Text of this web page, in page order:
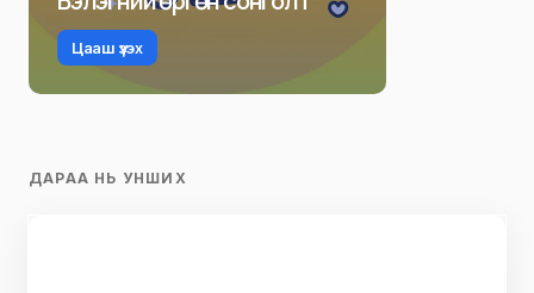
Цааш үзэх
ДАРАА НЬ УНШИХ